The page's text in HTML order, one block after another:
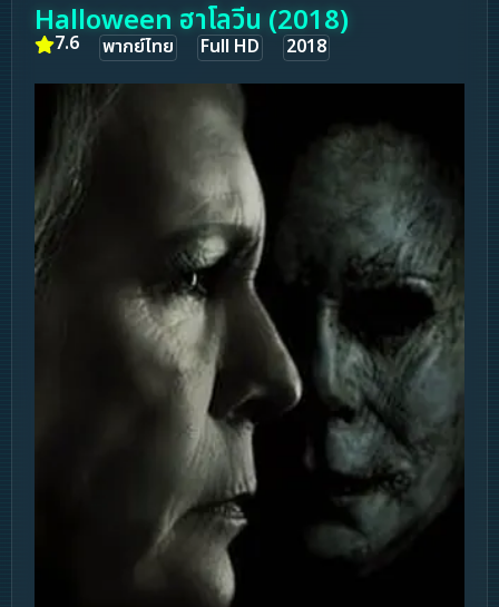
Halloween ฮาโลวีน (2018)
7.6 พากย์ไทย Full HD 2018